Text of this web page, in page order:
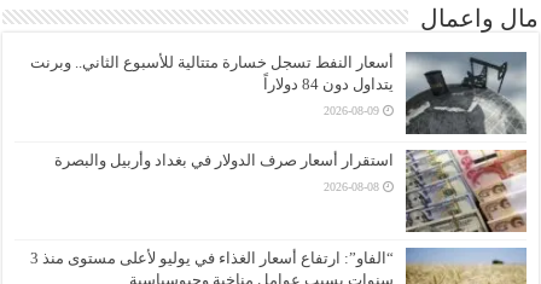
مال واعمال
أسعار النفط تسجل خسارة متتالية للأسبوع الثاني.. وبرنت
يتداول دون 84 دولاراً
2026-08-09
استقرار أسعار صرف الدولار في بغداد وأربيل والبصرة
2026-08-08
“الفاو”: ارتفاع أسعار الغذاء في يوليو لأعلى مستوى منذ 3
سنوات بسبب عوامل مناخية وجيوسياسية